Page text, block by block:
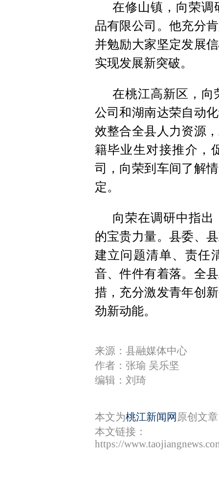
在修山镇，向荣调
品有限公司。他充分
并勉励大家坚定发展
实现发展新突破。
在桃江高新区，向
公司和湖南达荣自动
效整合全县人力资源
籍毕业生对接推介，
司，向荣到车间了解
定。
向荣在调研中指
的宝贵力量。县委、
建立问题清单、责任
音、件件有着落。全
措，充分激发青年创
劲新动能。
来源：县融媒体中心
作者：张瑜 吴乐坚
编辑：刘琦
本文为桃江新闻网 原创文
本文链接：
https://